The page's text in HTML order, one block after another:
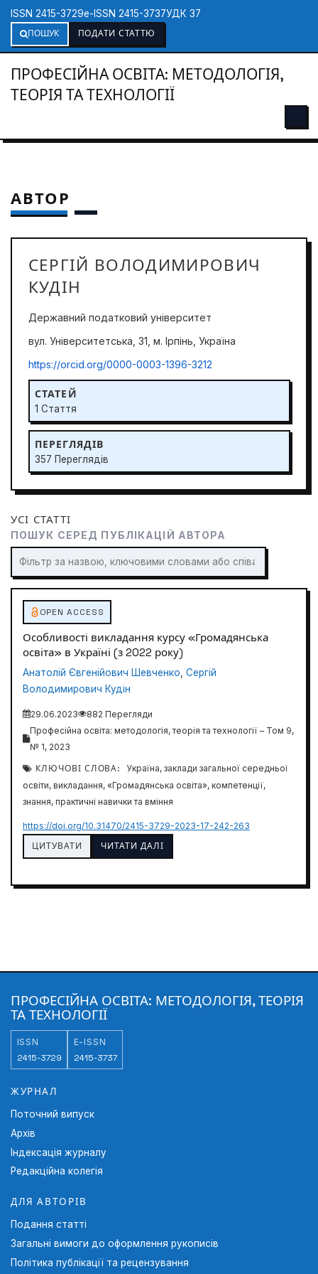
ISSN 2415-3729e-ISSN 2415-3737УДК 37
ПОШУК
ПОДАТИ СТАТТЮ
ПРОФЕСІЙНА ОСВІТА: МЕТОДОЛОГІЯ,
ТЕОРІЯ ТА ТЕХНОЛОГІЇ
АВТОР
СЕРГІЙ ВОЛОДИМИРОВИЧ
КУДІН
Державний податковий університет
вул. Університетська, 31, м. Ірпінь, Україна
https://orcid.org/0000-0003-1396-3212
СТАТЕЙ
1 Стаття
ПЕРЕГЛЯДІВ
357 Переглядів
УСІ СТАТТІ
ПОШУК СЕРЕД ПУБЛІКАЦІЙ АВТОРА
OPEN ACCESS
Особливості викладання курсу «Громадянська
освіта» в Україні (з 2022 року)
Анатолій Євгенійович Шевченко, Сергій
Володимирович Кудін
29.06.2023
882 Перегляди
Професійна освіта: методологія, теорія та технології – Том 9,
№ 1, 2023
КЛЮЧОВІ СЛОВА:
Україна, заклади загальної середньої
освіти, викладання, «Громадянська освіта», компетенції,
знання, практичні навички та вміння
https://doi.org/10.31470/2415-3729-2023-17-242-263
ЦИТУВАТИ ЧИТАТИ ДАЛІ
ПРОФЕСІЙНА ОСВІТА: МЕТОДОЛОГІЯ, ТЕОРІЯ
ТА ТЕХНОЛОГІЇ
ISSN
2415-3729
E-ISSN
2415-3737
ЖУРНАЛ
Поточний випуск
Архів
Індексація журналу
Редакційна колегія
ДЛЯ АВТОРІВ
Подання статті
Загальні вимоги до оформлення рукописів
Політика публікації та рецензування